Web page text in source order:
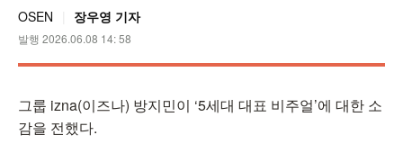
OSEN 장우영 기자
발행 2026.06.08 14: 58
그룹 izna(이즈나) 방지민이 ‘5세대 대표 비주얼’에 대한 소
감을 전했다.